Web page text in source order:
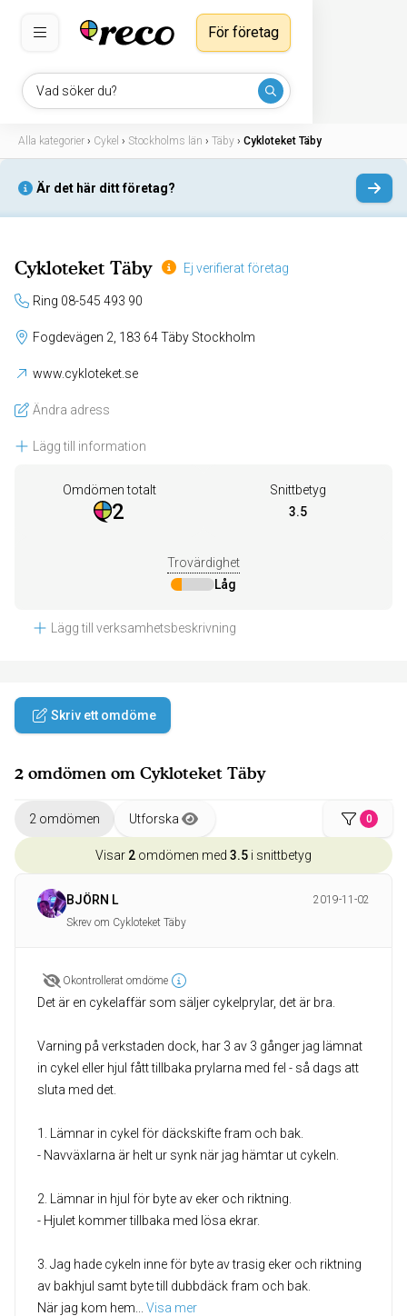
Vad söker du?
För företag
Alla kategorier › Cykel › Stockholms län › Täby › Cykloteket Täby
Är det här ditt företag?
Cykloteket Täby Ej verifierat företag
Ring 08-545 493 90
Fogdevägen 2, 183 64 Täby Stockholm
www.cykloteket.se
Ändra adress
Lägg till information
Omdömen totalt
2
Snittbetyg
3.5
Trovärdighet
Låg
Lägg till verksamhetsbeskrivning
Skriv ett omdöme
2 omdömen om Cykloteket Täby
2 omdömen Utforska 0
Visar 2 omdömen med 3.5 i snittbetyg
BJÖRN L
2019-11-02
Skrev om Cykloteket Täby
Okontrollerat omdöme
Det är en cykelaffär som säljer cykelprylar, det är bra.
Varning på verkstaden dock, har 3 av 3 gånger jag lämnat
in cykel eller hjul fått tillbaka prylarna med fel - så dags att
sluta med det.
1. Lämnar in cykel för däckskifte fram och bak.
- Navväxlarna är helt ur synk när jag hämtar ut cykeln.
2. Lämnar in hjul för byte av eker och riktning.
- Hjulet kommer tillbaka med lösa ekrar.
3. Jag hade cykeln inne för byte av trasig eker och riktning
av bakhjul samt byte till dubbdäck fram och bak.
När jag kom hem
Visa mer